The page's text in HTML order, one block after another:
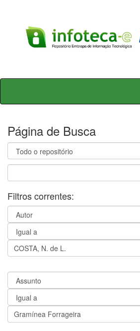
Skip
Página de Busca
Filtros correntes: